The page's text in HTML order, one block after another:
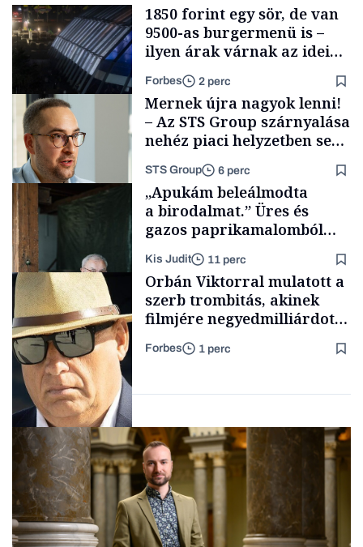
Pénz
1850 forint egy sör, de van
9500-as burgermenü is –
ilyen árak várnak az idei
Szigeten
Forbes 2 perc
Támogatói tartalom
Mernek újra nagyok lenni!
– Az STS Group szárnyalása
nehéz piaci helyzetben sem
STS Group 6 perc
Családi
vállalkozások
„Apukám beleálmodta
a birodalmat.” Üres és
gazos paprikamalomból
lett az igazi családi
fűszersztori
Kis Judit 11 perc
Pénz
Orbán Viktorral mulatott a
szerb trombitás, akinek
filmjére negyedmilliárdot
adott az NFI
Forbes 1 perc